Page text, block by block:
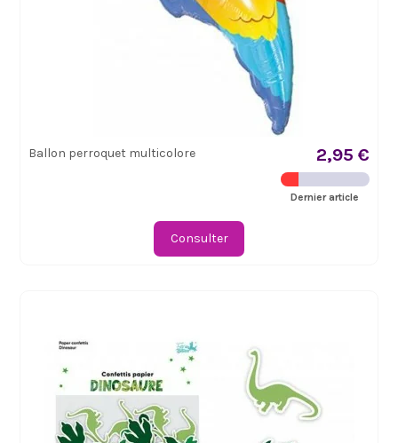
Ballon perroquet multicolore 2,95 €
Dernier article
Consulter